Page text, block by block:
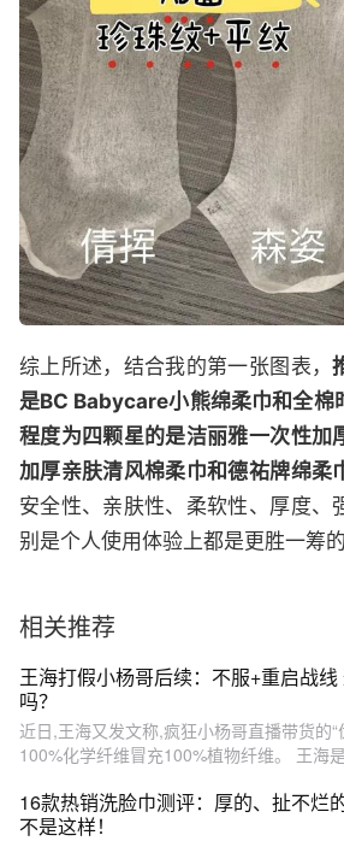
综上所述，结合我的第一张图表，
是BC Babycare小熊绵柔巾和全棉
程度为四颗星的是洁丽雅一次性加
加厚亲肤清风棉柔巾和德祐牌绵柔
安全性、亲肤性、柔软性、厚度、
别是个人使用体验上都是更胜一筹的
相关推荐
王海打假小杨哥后续：不服+重启战
吗？
近日,王海又发文称,疯狂小杨哥直播带货的“
100%化学纤维冒充100%植物纤维。 王海
16款热销洗脸巾测评：厚的、扯不烂
不是这样！